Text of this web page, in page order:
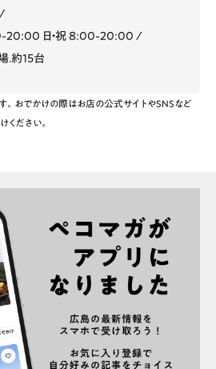
利用規約
20:00 日・祝 8:00-20:00
.約15台
。おでかけの際はお店の公式サイトやSNSなど
ください。